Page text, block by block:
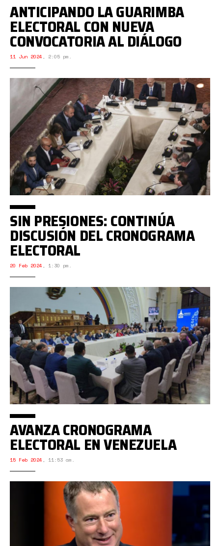
ANTICIPANDO LA GUARIMBA
ELECTORAL CON NUEVA
CONVOCATORIA AL DIÁLOGO
11 Jun 2024 , 2:05 pm.
SIN PRESIONES: CONTINÚA
DISCUSIÓN DEL CRONOGRAMA
ELECTORAL
20 Feb 2024 , 1:30 pm.
AVANZA CRONOGRAMA
ELECTORAL EN VENEZUELA
15 Feb 2024 , 11:53 am.